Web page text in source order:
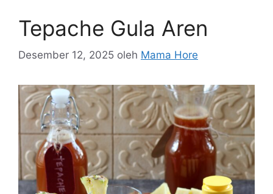
Tepache Gula Aren
Desember 12, 2025 oleh Mama Hore